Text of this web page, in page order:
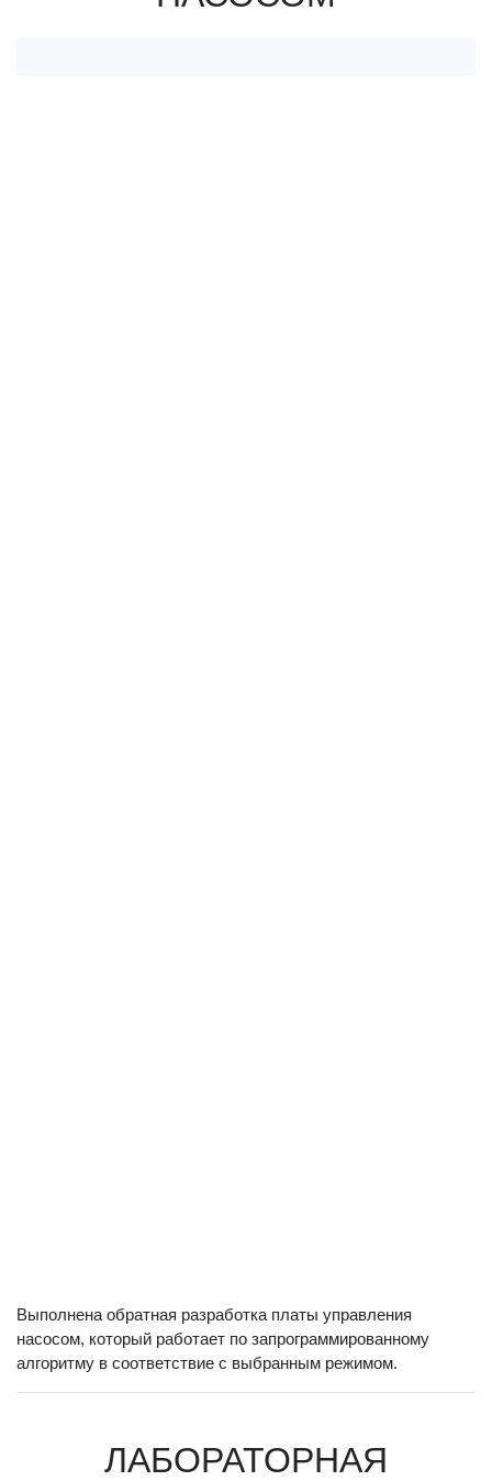
Выполнена обратная разработка платы управления
насосом, который работает по запрограммированному
алгоритму в соответствие с выбранным режимом.
ЛАБОРАТОРНАЯ